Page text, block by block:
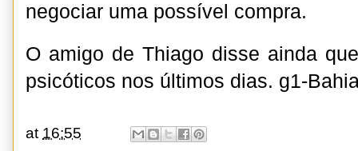
negociar uma possível compra.
O amigo de Thiago disse ainda
psicóticos nos últimos dias. g1-
at 16:55